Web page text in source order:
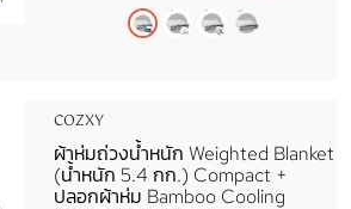
COZXY
ผ้าห่มถ่วงน้ำหนัก Weighted Blanket
(น้ำหนัก 5.4 กก.) Compact +
ปลอกผ้าห่ม Bamboo Cooling